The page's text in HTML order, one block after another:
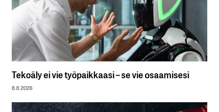
Tekoäly ei vie työpaikkaasi – se vie osaamisesi
8.8.2026